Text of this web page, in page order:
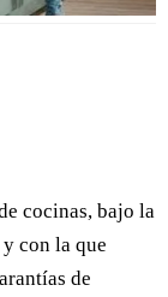
cocinas, bajo la
con la que
de